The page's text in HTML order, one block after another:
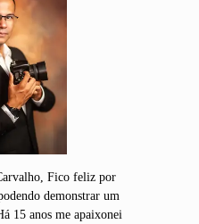
Fico feliz por
demonstrar um
15 anos me apaixonei